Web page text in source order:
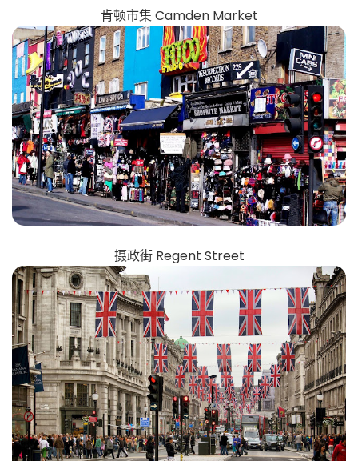
肯顿市集 Camden Market
摄政街 Regent Street